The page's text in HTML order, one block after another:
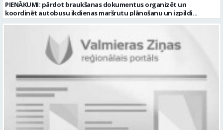
PIENĀKUMI: pārdot braukšanas dokumentus organizēt un
koordinēt autobusu ikdienas maršrutu plānošanu un izpildi
nodrošināt autobusu vadītāju dienas darba uzdevumu
profesionālā izglītība augsta atbildības sajūta, precizitāte un labas
komunikācijas spējas labas iemaņas darbā ar datoru un
elektronisko kases aparātu UZŅĒMUMS PIEDĀVĀ: darbu stabilā
uzņēmumā darba laiku: maiņu grafiks (1. dežūra no plkst. 05.20 līdz
plkst. 16.20 un 2.dežūra no plkst. 12.50-21.00) darba samaksu sākot no
1100 līdz 1250 EUR (pirms nodokļu nomaksas) pilnas sociālās
garantijas veselības apdrošināšanas iespējas dinamisku un
profesionālu darba vidi apmācību pirms darba pienākumu
uzsākšanas CV ar norādi vakancei „dispečers Valmierā” iesniegt līdz
2026. gada 21. augustam (ieskaitot): sūtot elektroniski uz info@vtu-
valmiera.lv personīgi SIA „VTU Valmiera”, Reģ.nr. 40003004220,